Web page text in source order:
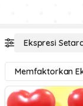
Ekspresi
Memfaktorkan